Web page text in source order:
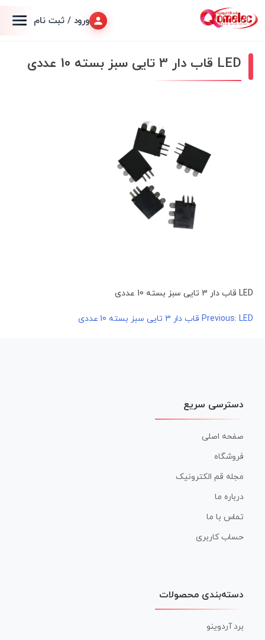
ورود / ثبت نام
LED قاب دار 3 تایی سبز بسته 10 عددی
LED قاب دار 3 تایی سبز بسته 10 عددی
راهبریPrevious: LED قاب دار 3 تایی سبز بسته 10 عددی
دسترسی سریع
صفحه اصلی
فروشگاه
مجله قم الکترونیک
درباره ما
تماس با ما
حساب کاربری
دسته‌بندی محصولات
برد آردوینو